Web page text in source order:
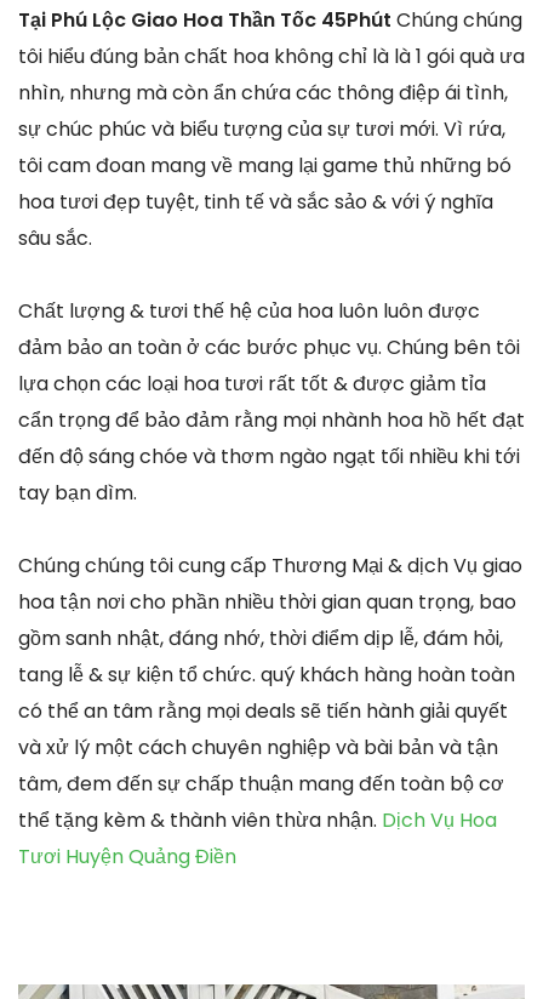
Tại Phú Lộc Giao Hoa Thần Tốc 45Phút Chúng chúng
tôi hiểu đúng bản chất hoa không chỉ là là 1 gói quà ưa
nhìn, nhưng mà còn ẩn chứa các thông điệp ái tình,
sự chúc phúc và biểu tượng của sự tươi mới. Vì rứa,
tôi cam đoan mang về mang lại game thủ những bó
hoa tươi đẹp tuyệt, tinh tế và sắc sảo & với ý nghĩa
sâu sắc.
Chất lượng & tươi thế hệ của hoa luôn luôn được
đảm bảo an toàn ở các bước phục vụ. Chúng bên tôi
lựa chọn các loại hoa tươi rất tốt & được giảm tỉa
cẩn trọng để bảo đảm rằng mọi nhành hoa hồ hết đạt
đến độ sáng chóe và thơm ngào ngạt tối nhiều khi tới
tay bạn dìm.
Chúng chúng tôi cung cấp Thương Mại & dịch Vụ giao
hoa tận nơi cho phần nhiều thời gian quan trọng, bao
gồm sanh nhật, đáng nhớ, thời điểm dịp lễ, đám hỏi,
tang lễ & sự kiện tổ chức. quý khách hàng hoàn toàn
có thể an tâm rằng mọi deals sẽ tiến hành giải quyết
và xử lý một cách chuyên nghiệp và bài bản và tận
tâm, đem đến sự chấp thuận mang đến toàn bộ cơ
thể tặng kèm & thành viên thừa nhận. Dịch Vụ Hoa
Tươi Huyện Quảng Điền